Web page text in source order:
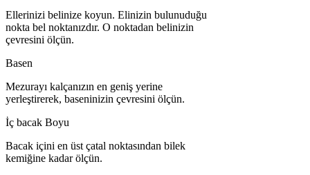
Ellerinizi belinize koyun. Elinizin bulunuduğu
nokta bel noktanızdır. O noktadan belinizin
çevresini ölçün.
Basen
Mezurayı kalçanızın en geniş yerine
yerleştirerek, baseninizin çevresini ölçün.
İç bacak Boyu
Bacak içini en üst çatal noktasından bilek
kemiğine kadar ölçün.